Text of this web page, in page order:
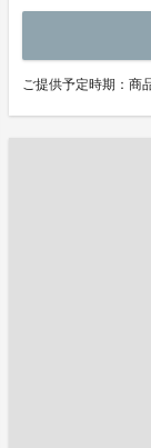
ご提供予定時期：商